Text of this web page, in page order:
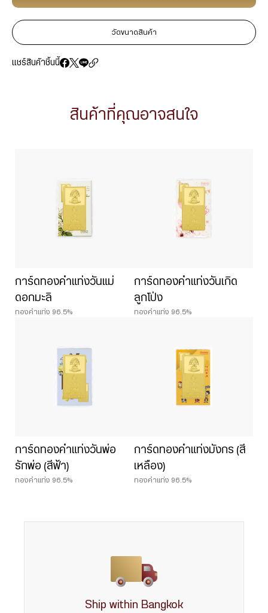
วัดขนาดสินค้า
แชร์สินค้าชิ้นนี้
สินค้าที่คุณอาจสนใจ
การ์ดทองคำแท่งวันแม่
ดอกมะลิ
ทองคำแท่ง 96.5%
การ์ดทองคำแท่งวันเกิด
ลูกโป่ง
ทองคำแท่ง 96.5%
การ์ดทองคำแท่งวันพ่อ
รักพ่อ (สีฟ้า)
ทองคำแท่ง 96.5%
การ์ดทองคำแท่งมังกร (สี
เหลือง)
ทองคำแท่ง 96.5%
Ship within Bangkok